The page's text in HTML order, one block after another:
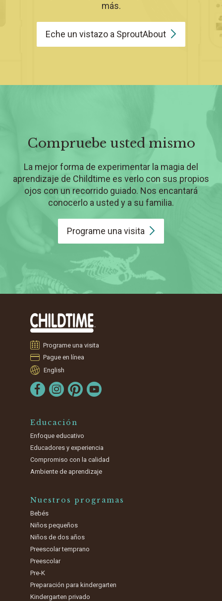
más.
Eche un vistazo a SproutAbout
Compruebe usted mismo
La mejor forma de experimentar la magia del
aprendizaje de Childtime es verlo con sus propios
ojos con un recorrido guiado. Nos encantará
conocerlo a usted y a su familia.
Programe una visita
Programe una visita
Pague en línea
English
Educación
Enfoque educativo
Educadores y experiencia
Compromiso con la calidad
Ambiente de aprendizaje
Nuestros programas
Bebés
Niños pequeños
Niños de dos años
Preescolar temprano
Preescolar
Pre-K
Preparación para kindergarten
Kindergarten privado